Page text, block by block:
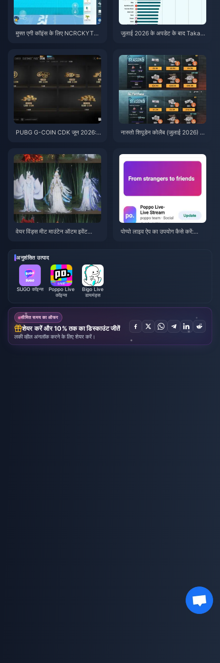
मुफ्त एगी कॉइंस के लिए NCRCKYT8E
जुलाई 2026 के अपडेट के बाद Taka L
PUBG G-COIN CDK जून 2026:
नारुतो शिपूडेन कोलैब (जुलाई 2026) के
टॉप-अप
वेयर विंड्स मीट माउंटेन ऑटम इवेंट
पोप्पो लाइव ऐप का उपयोग कैसे करें:
अनुशंसित उत्पाद
SUGO कॉइन्स
Poppo Live
कॉइन्स
Bigo Live
डायमंड्स
सीमित समय का ऑफर
शेयर करें और 10% तक का डिस्काउंट जीतें
लकी व्हील अनलॉक करने के लिए शेयर करें।